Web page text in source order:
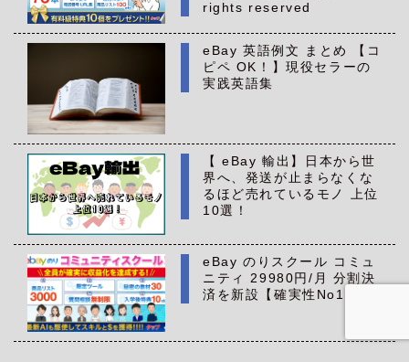
rights reserved
eBay 英語例文 まとめ 【コ
ピペ OK！】現役セラーの
実践英語集
【 eBay 輸出】日本から世
界へ、発送が止まらなくな
るほど売れているモノ 上位
10選！
eBay のりスクール コミュ
ニティ 29980円/月 分割決
済を新設【確実性No1】